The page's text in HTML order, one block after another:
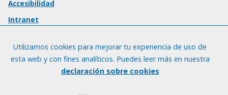
Accesibilidad
Intranet
Utilizamos cookies para mejorar tu experiencia de uso de
esta web y con fines analíticos. Puedes leer más en nuestra
declaración sobre cookies